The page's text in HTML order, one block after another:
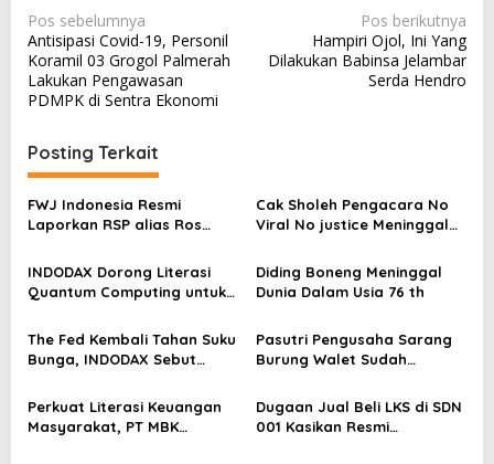
N
a
v
i
g
a
s
i
p
o
s
Pos sebelumnya
Antisipasi Covid-19, Personil
Koramil 03 Grogol Palmerah
Lakukan Pengawasan
PDMPK di Sentra Ekonomi
Pos berikutnya
Hampiri Ojol, Ini Yang
Dilakukan Babinsa Jelambar
Serda Hendro
Posting Terkait
FWJ Indonesia Resmi
Laporkan RSP alias Ros
Cak Sholeh Pengacara No
Viral No justice Meninggal
INDODAX Dorong Literasi
Quantum Computing untuk
Blockchain
Diding Boneng Meninggal
Dunia Dalam Usia 76 th
The Fed Kembali Tahan Suku
Bunga, INDODAX Sebut
Sentimen Pasar
Pasutri Pengusaha Sarang
Burung Walet Sudah
Pelapor Desak Polda Jambi
Segera Lakukan Penahanan
Perkuat Literasi Keuangan
Masyarakat, PT MBK
Dugaan Jual Beli LKS di SDN
001 Kasikan Resmi